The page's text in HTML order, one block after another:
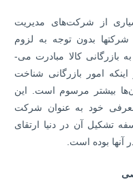
از شرکت‌های مدیریت
بدون توجه به لزوم
تخصص­ گرایی در کالا و خدمت، صرفا به بازرگانی کالا مبادرت می­
امور بازرگانی شناخت
بیشتر مرسوم است. این
خود به عنوان شرکت
تشکیل آن در دنیا ارتقای
آنها بوده است.